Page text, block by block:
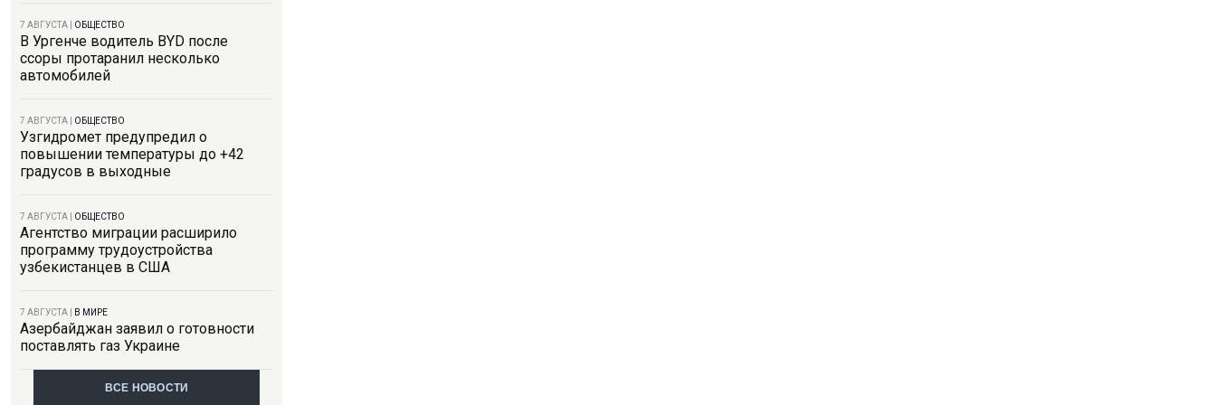
7 АВГУСТА ОБЩЕСТВО
В Ургенче водитель BYD после
ссоры протаранил несколько
автомобилей
7 АВГУСТА ОБЩЕСТВО
Узгидромет предупредил о
повышении температуры до +42
градусов в выходные
7 АВГУСТА ОБЩЕСТВО
Агентство миграции расширило
программу трудоустройства
узбекистанцев в США
7 АВГУСТА В МИРЕ
Азербайджан заявил о готовности
поставлять газ Украине
ВСЕ НОВОСТИ